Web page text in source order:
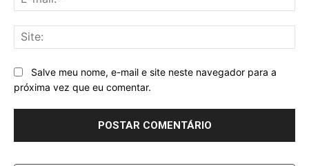
Salve meu nome, e-mail e site neste navegador para a
próxima vez que eu comentar.